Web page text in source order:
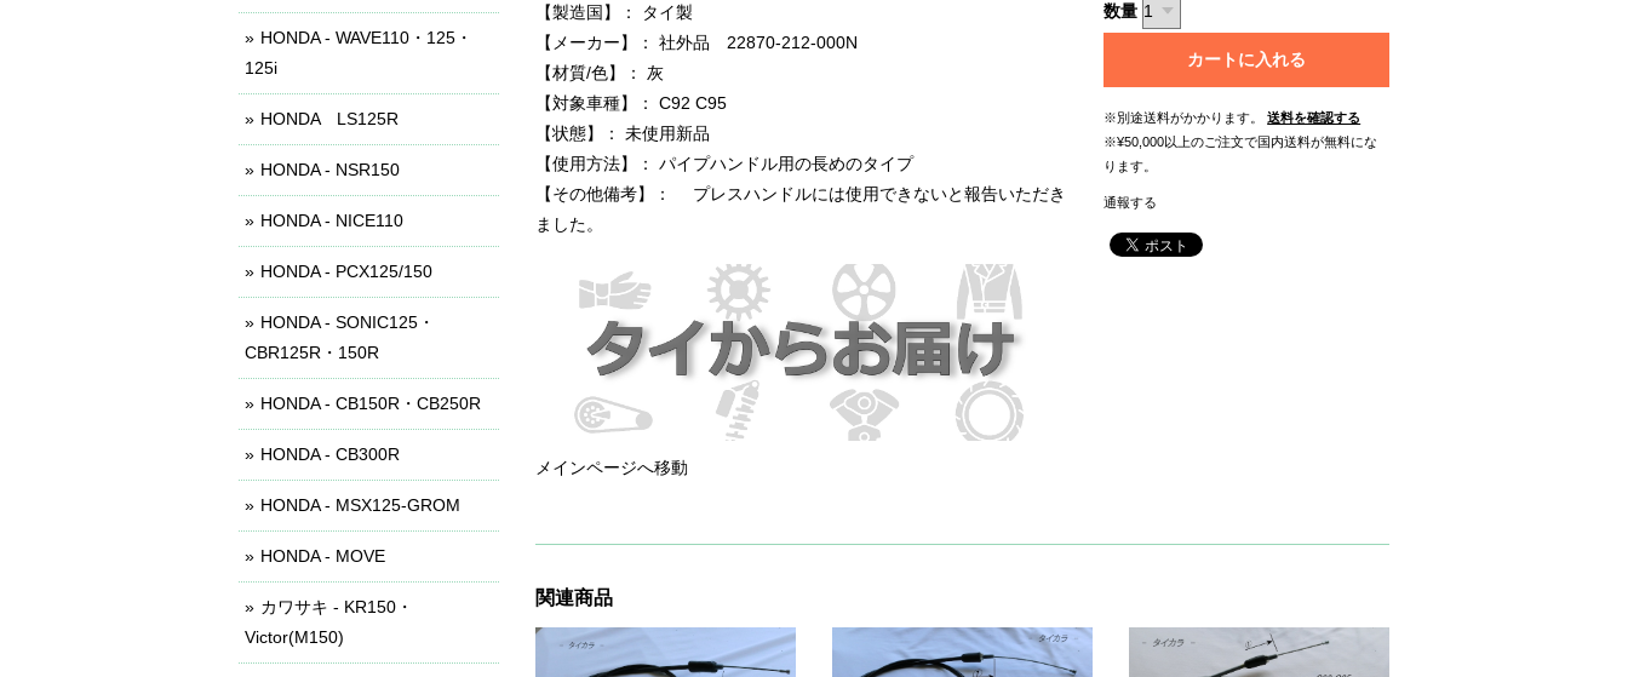
【製造国】： タイ製
【メーカー】： 社外品 22870-212-000N
【材質/色】： 灰
【対象車種】： C92 C95
【状態】： 未使用新品
【使用方法】： パイプハンドル用の長めのタイプ
【その他備考】： プレスハンドルには使用できないと報告いただき
ました。
メインページへ移動
数量
カートに入れる
※別途送料がかかります。
送料を確認する
※¥50,000以上のご注文で国内送料が無料にな
ります。
通報する
関連商品
HONDA - WAVE110・125・
125i
HONDA LS125R
HONDA - NSR150
HONDA - NICE110
HONDA - PCX125/150
HONDA - SONIC125・
CBR125R・150R
HONDA - CB150R・CB250R
HONDA - CB300R
HONDA - MSX125-GROM
HONDA - MOVE
カワサキ - KR150・
Victor(M150)